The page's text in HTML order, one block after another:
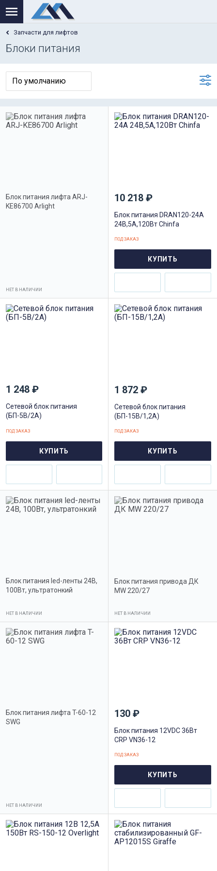
Запчасти для лифтов
Блоки питания
Блок питания лифта ARJ-
KE86700 Arlight
НЕТ В НАЛИЧИИ
10 218 ₽
Блок питания DRAN120-24A
24В,5А,120Вт Chinfa
ПОД ЗАКАЗ
КУПИТЬ
1 248 ₽
Сетевой блок питания
(БП-5В/2А)
ПОД ЗАКАЗ
КУПИТЬ
1 872 ₽
Сетевой блок питания
(БП-15В/1,2А)
ПОД ЗАКАЗ
КУПИТЬ
Блок питания led-ленты 24В,
100Вт, ультратонкий
НЕТ В НАЛИЧИИ
Блок питания привода ДК
MW 220/27
НЕТ В НАЛИЧИИ
Блок питания лифта T-60-12
SWG
НЕТ В НАЛИЧИИ
130 ₽
Блок питания 12VDC 36Вт
CRP VN36-12
ПОД ЗАКАЗ
КУПИТЬ